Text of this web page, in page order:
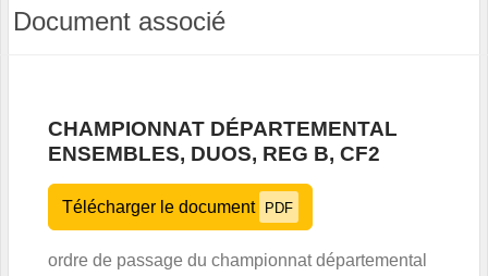
Document associé
CHAMPIONNAT DÉPARTEMENTAL
ENSEMBLES, DUOS, REG B, CF2
Télécharger le document PDF
ordre de passage du championnat départemental